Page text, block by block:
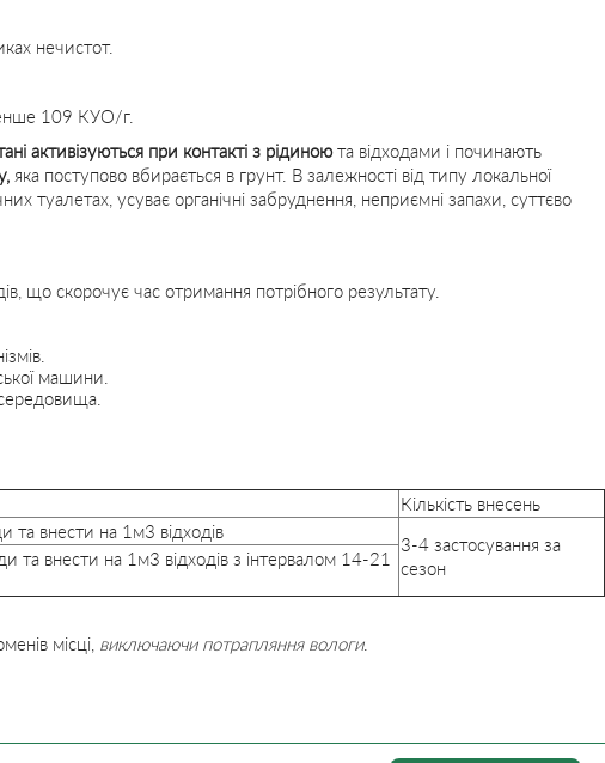
нечистот.
109 КУО/г.
активізуються при контакті з рідиноюта відходами і починають
яка поступово вбирається в грунт. В залежності від типу локальної
туалетах, усуває органічні забруднення, неприємні запахи, суттєво
що скорочує час отримання потрібного результату.
машини.
Кількість внесень
та внести на 1м3 відходів
3-4 застосування за
сезон
та внести на 1м3 відходів з інтервалом 14-21
місці, виключаючи потрапляння вологи.